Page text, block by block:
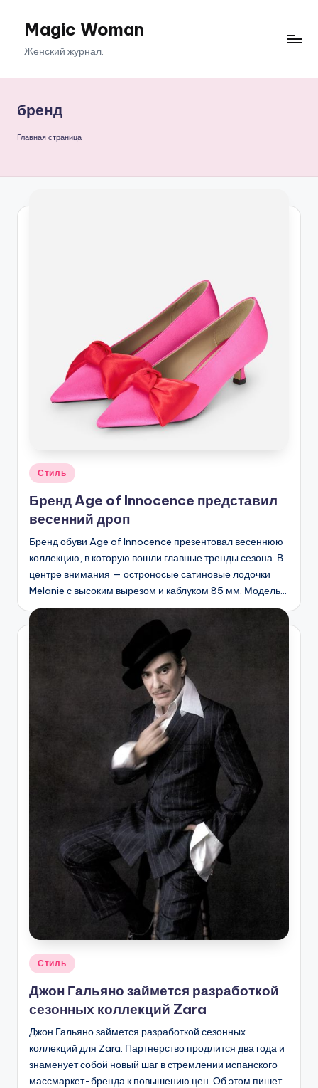
ПерейтиMagic Woman
Женский журнал.
бренд
Главная страница
Опубликовано
Стиль
Бренд Age of Innocence представил
весенний дроп
Бренд обуви Age of Innocence презентовал весеннюю
коллекцию, в которую вошли главные тренды сезона. В
центре внимания — остроносые сатиновые лодочки
Melanie с высоким вырезом и каблуком 85 мм. Модель…
Опубликовано
Стиль
Джон Гальяно займется разработкой
сезонных коллекций Zara
Джон Гальяно займется разработкой сезонных
коллекций для Zara. Партнерство продлится два года и
знаменует собой новый шаг в стремлении испанского
массмаркет-бренда к повышению цен. Об этом пишет